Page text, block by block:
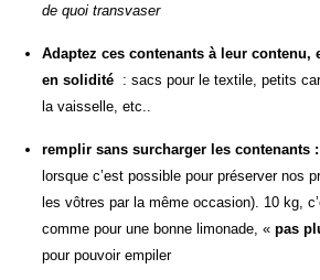
de quoi transvaser
Adaptez ces contenants à leur contenu,
en solidité : sacs pour le textile, petits
la vaisselle, etc..
remplir sans surcharger les contenants
lorsque c’est possible pour préserver nos
les vôtres par la même occasion). 10 kg,
comme pour une bonne limonade, «pas
pour pouvoir empiler